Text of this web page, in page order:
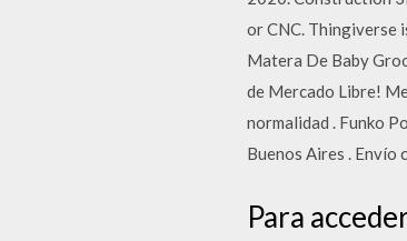
or CNC. Thingiverse
Matera De Baby
de Mercado Libre!
normalidad . Funko
Buenos Aires . Envío
Para